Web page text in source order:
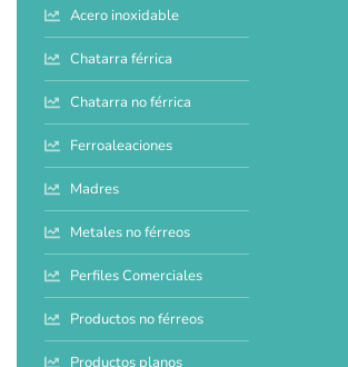
Acero inoxidable
Chatarra férrica
Chatarra no férrica
Ferroaleaciones
Madres
Metales no férreos
Perfiles Comerciales
Productos no férreos
Productos planos